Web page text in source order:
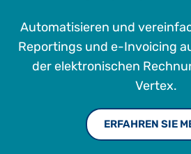
Automatisieren und
Reportings und e-Invoicing
der elektronischen
Vertex.
ERFAHREN SIE